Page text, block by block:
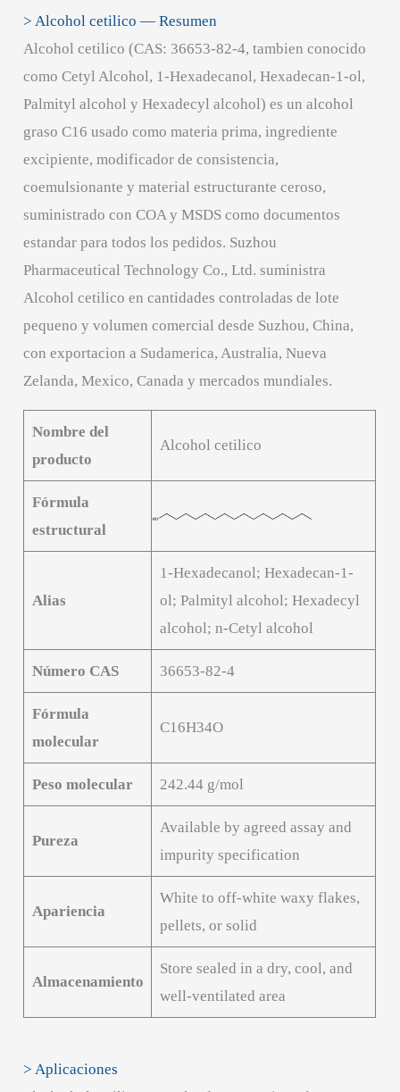
> Alcohol cetilico — Resumen
Alcohol cetilico (CAS: 36653-82-4, tambien conocido
como Cetyl Alcohol, 1-Hexadecanol, Hexadecan-1-ol,
Palmityl alcohol y Hexadecyl alcohol) es un alcohol
graso C16 usado como materia prima, ingrediente
excipiente, modificador de consistencia,
coemulsionante y material estructurante ceroso,
suministrado con COA y MSDS como documentos
estandar para todos los pedidos. Suzhou
Pharmaceutical Technology Co., Ltd. suministra
Alcohol cetilico en cantidades controladas de lote
pequeno y volumen comercial desde Suzhou, China,
con exportacion a Sudamerica, Australia, Nueva
Zelanda, Mexico, Canada y mercados mundiales.
Nombre del
producto
Alcohol cetilico
Fórmula
estructural
Alias
1-Hexadecanol; Hexadecan-1-
ol; Palmityl alcohol; Hexadecyl
alcohol; n-Cetyl alcohol
Número CAS 36653-82-4
Fórmula
molecular
C16H34O
Peso molecular 242.44 g/mol
Pureza
Available by agreed assay and
impurity specification
Apariencia
White to off-white waxy flakes,
pellets, or solid
Almacenamiento
Store sealed in a dry, cool, and
well-ventilated area
> Aplicaciones